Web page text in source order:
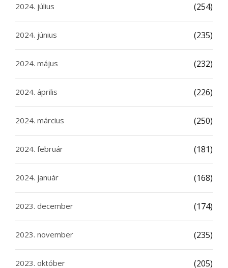
2024. július (254)
2024. június (235)
2024. május (232)
2024. április (226)
2024. március (250)
2024. február (181)
2024. január (168)
2023. december (174)
2023. november (235)
2023. október (205)